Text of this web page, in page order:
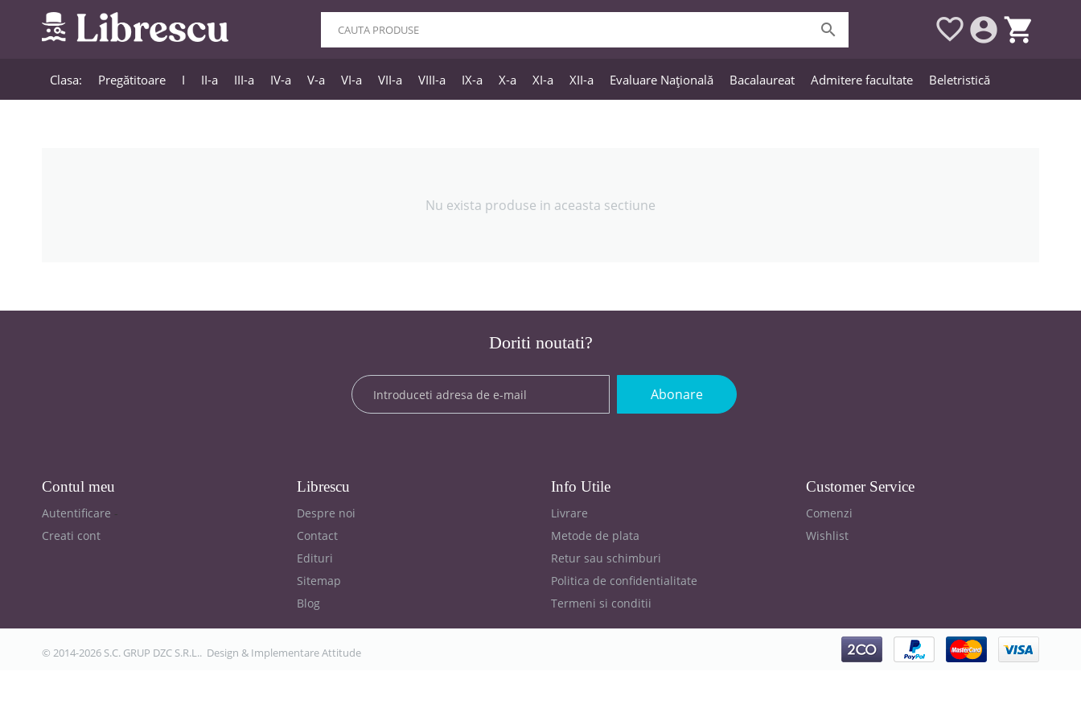
 


Clasa: Pregătitoare I II-a III-a IV-a V-a VI-a VII-a VIII-a IX-a X-a XI-a XII-a Evaluare Națională Bacalaureat Admitere facultate Beletristică
Nu exista produse in aceasta sectiune
Doriti noutati?
Abonare
Contul meu
Autentificare
Creati cont
Librescu
Despre noi
Contact
Edituri
Sitemap
Blog
Info Utile
Livrare
Metode de plata
Retur sau schimburi
Politica de confidentialitate
Termeni si conditii
Customer Service
Comenzi
Wishlist
© 2014-2026 S.C. GRUP DZC S.R.L.. Design & ImplementareAttitude